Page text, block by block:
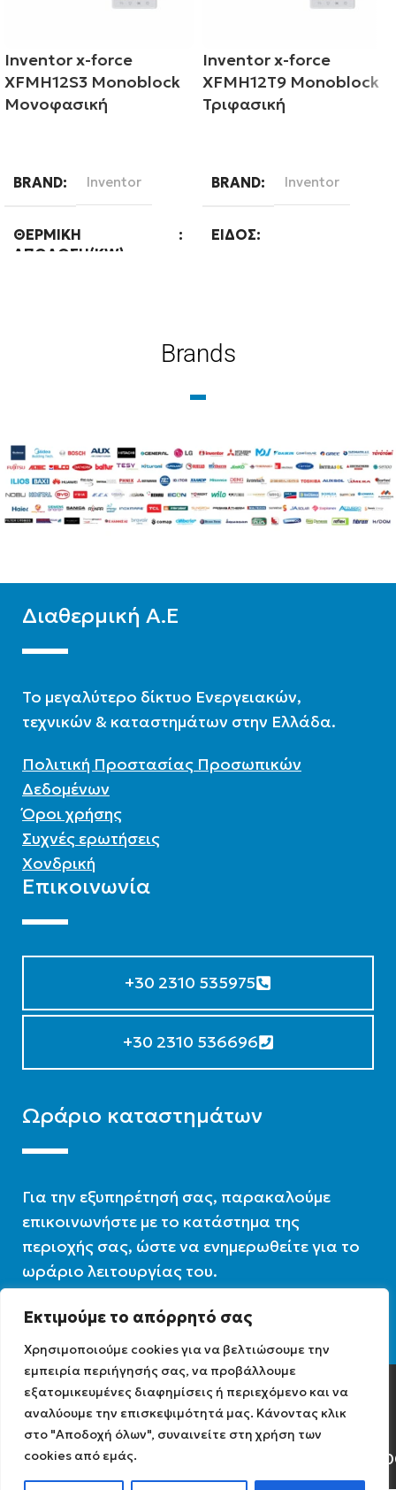
Εκτιμούμε το απόρρητό σας
Χρησιμοποιούμε cookies για να βελτιώσουμε την
εμπειρία περιήγησής σας, να προβάλλουμε
εξατομικευμένες διαφημίσεις ή περιεχόμενο και να
αναλύουμε την επισκεψιμότητά μας. Κάνοντας κλικ
στο "Αποδοχή όλων", συναινείτε στη χρήση των
cookies από εμάς.
Inventor x-force
XFMH12S3 Monoblock
Μονοφασική
BRAND Inventor
ΘΕΡΜΙΚΉ
ΑΠΌΔΟΣΗ(KW)
ΤΕΧΝΟΛΟΓΊΑ
Ψύξη-Θέρμανση με
δυνατότητα ΖΝΧ
Inventor x-force
XFMH12T9 Monoblock
Τριφασική
BRAND Inventor
ΕΊΔΟΣ
ΑΠΌΔΟΣΗ(KW)
ΤΕΧΝΟΛΟΓΊΑ
Ψύξη-Θέρμανση με
δυνατότητα ΖΝΧ
Brands
Διαθερμική Α.Ε
To μεγαλύτερο δίκτυο Ενεργειακών,
τεχνικών & καταστημάτων στην Ελλάδα.
Πολιτική Προστασίας Προσωπικών
Δεδομένων
Όροι χρήσης
Συχνές ερωτήσεις
Χονδρική
Επικοινωνία
+30 2310 535975
+30 2310 536696
Ωράριο καταστημάτων
Για την εξυπηρέτησή σας, παρακαλούμε
επικοινωνήστε με το κατάστημα της
περιοχής σας, ώστε να ενημερωθείτε για το
ωράριο λειτουργίας του.
Ωράριο λειτουργίας : 07:30 – 16:00
Diathermiki.gr © 2022
Αρ. Γ.Ε.ΜΗ: